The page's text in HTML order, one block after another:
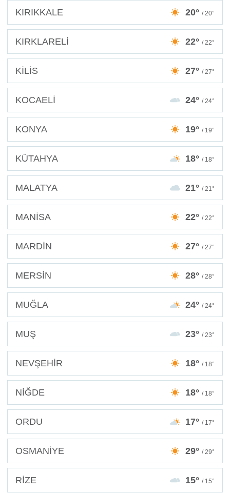
KIRIKKALE 20° / 20°
KIRKLARELİ 22° / 22°
KİLİS 27° / 27°
KOCAELİ 24° / 24°
KONYA 19° / 19°
KÜTAHYA 18° / 18°
MALATYA 21° / 21°
MANİSA 22° / 22°
MARDİN 27° / 27°
MERSİN 28° / 28°
MUĞLA 24° / 24°
MUŞ 23° / 23°
NEVŞEHİR 18° / 18°
NİĞDE 18° / 18°
ORDU 17° / 17°
OSMANİYE 29° / 29°
RİZE 15° / 15°